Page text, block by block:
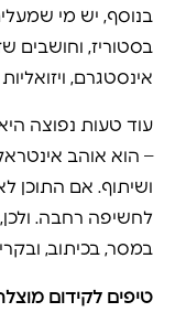
בנוסף, יש מי
בסטוריז, וחושבים
אינסטגרם,
עוד טעות נפוצה
– הוא אוהב
ושיתוף. אם התוכן
לחשיפה רחבה.
במסר, בכיתוב,
טיפים לקידום